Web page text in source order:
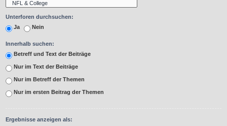
Unterforen durchsuchen:
Ja
Nein
Innerhalb suchen:
Betreff und Text der Beiträge
Nur im Text der Beiträge
Nur im Betreff der Themen
Nur im ersten Beitrag der Themen
Ergebnisse anzeigen als: